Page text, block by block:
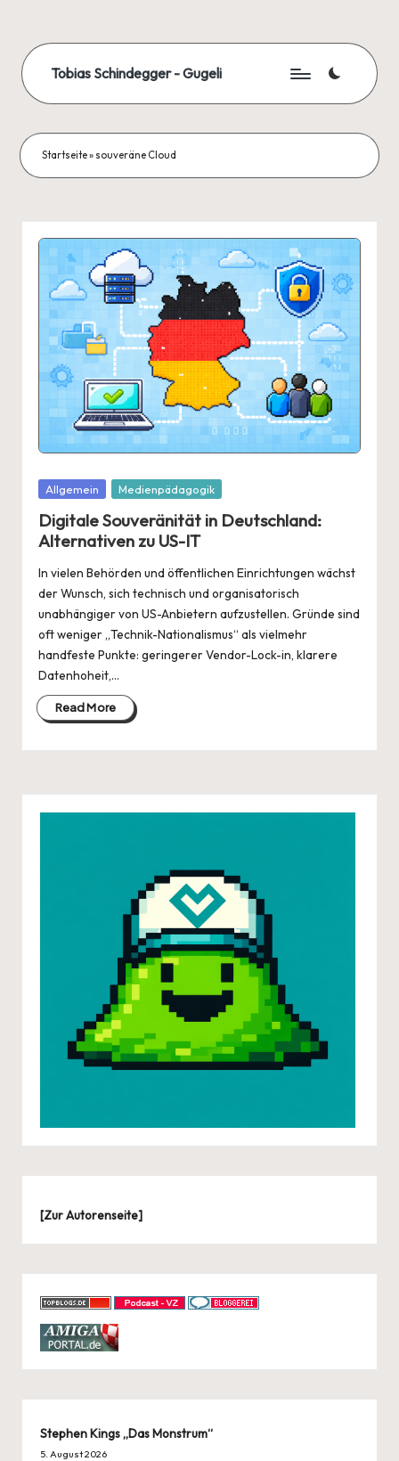
content
Tobias Schindegger - Gugeli
Startseite» souveräne Cloud
Posted
Allgemein Medienpädagogik
Digitale Souveränität in Deutschland:
Alternativen zu US-IT
In vielen Behörden und öffentlichen Einrichtungen wächst
der Wunsch, sich technisch und organisatorisch
unabhängiger von US-Anbietern aufzustellen. Gründe sind
oft weniger „Technik-Nationalismus“ als vielmehr
handfeste Punkte: geringerer Vendor-Lock-in, klarere
Datenhoheit,…
Read More
[Zur Autorenseite]
Stephen Kings „Das Monstrum“
5. August 2026